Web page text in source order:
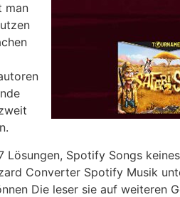
man
Lösungen, Spotify Songs
Converter Spotify Musik
Die leser sie auf weiteren